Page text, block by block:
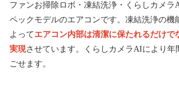
ファンお掃除ロボ・凍結洗浄・くらしカメラ
ペックモデルのエアコンです。凍結洗浄の機
よってエアコン内部は清潔に保たれるだけで
実現させています。くらしカメラAIにより年
ごせます。